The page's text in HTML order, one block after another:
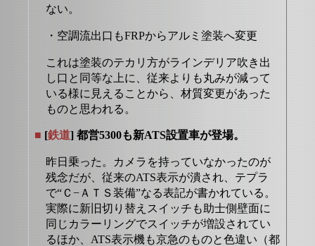
ない。
・空調流出口もFRPからアルミ塗装へ変更
これは塗装のテカリ方がラインデリア吹き出
し口と同等な上に、従来よりも丸みが減って
いる様に見えることから、材質変更があった
ものと思われる。
■ [鉄道] 都営5300も新ATS設置車が登場。
昨日乗った。カメラを持っていなかったのが
残念だが、従来のATS表示が潰され、テプラ
で“Ｃ−ＡＴＳ装備”なる表記が書かれている。
実際に新旧切り替えスイッチも助士側壁面に
同じカラーリングでスイッチが増設されてい
るほか、ATS表示機も京急のものと色違い（都